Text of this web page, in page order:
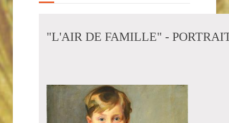
"L'AIR DE FAMILLE" -